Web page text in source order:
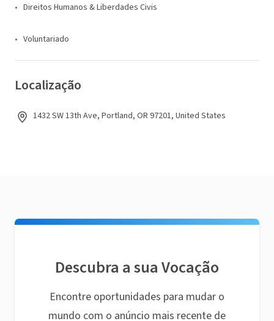
Direitos Humanos & Liberdades Civis
Voluntariado
Localização
1432 SW 13th Ave, Portland, OR 97201, United States
Descubra a sua Vocação
Encontre oportunidades para mudar o
mundo com o anúncio mais recente de